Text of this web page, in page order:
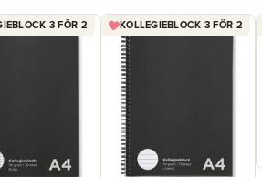
3 FÖR 2 KOLLEGIEBLOCK 3 FÖR 2